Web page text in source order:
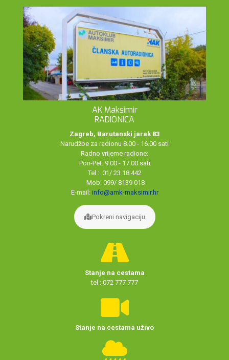
AK Maksimir
RADIONICA
Zagreb, Barutanski jarak 83
Narudžbe za radionu 8.00 - 16.00 sati
Radno vrijeme radione:
Pon-Pet: 9.00 - 17.00 sati
Tel.: 01/ 23 18 442
Mob: 099/ 8139 018
E-mail: info@amk-maksimir.hr
Pokreni navigaciju
Stanje na cestama
tel.: 072 777 777
Stanje na cestama uživo